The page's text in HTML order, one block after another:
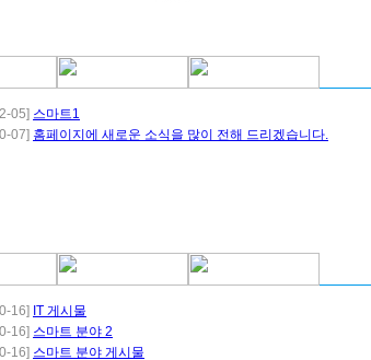
05] 스마트1
07] 홈페이지에 새로운 소식을 많이 전해 드리겠습니다.
16] IT 게시물
16] 스마트 분야 2
16] 스마트 분야 게시물